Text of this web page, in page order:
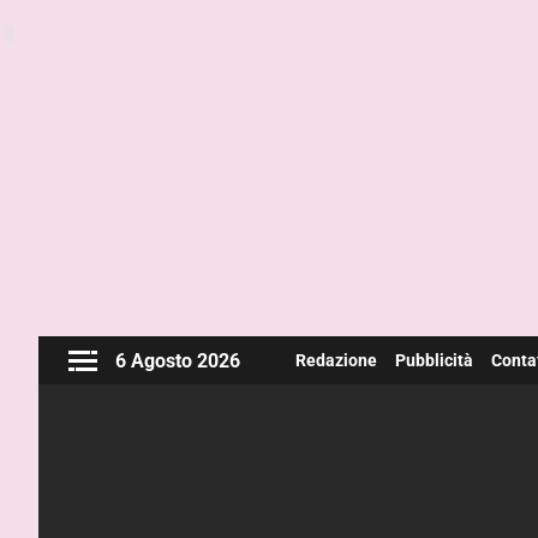
6 Agosto 2026 Redazione Pubblicità